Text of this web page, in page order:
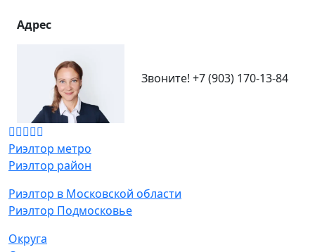
Адрес
Звоните! +7 (903) 170-13-84
Риэлтор метро
Риэлтор район
Риэлтор в Московской области
Риэлтор Подмосковье
Округа